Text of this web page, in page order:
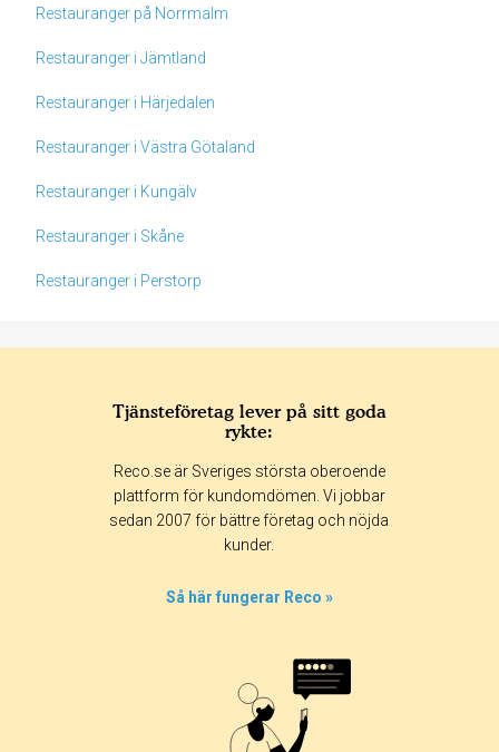
Restauranger på Norrmalm
Restauranger i Jämtland
Restauranger i Härjedalen
Restauranger i Västra Götaland
Restauranger i Kungälv
Restauranger i Skåne
Restauranger i Perstorp
365 dagar 90 dagar
30 dagar
Tjänsteföretag lever på sitt goda
rykte:
Reco.se är Sveriges största oberoende
plattform för kundomdömen. Vi jobbar
sedan 2007 för bättre företag och nöjda
kunder.
Så här fungerar Reco »